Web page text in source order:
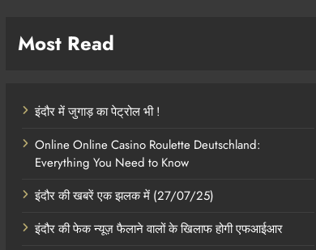
Most Read
इंदौर में जुगाड़ का पेट्रोल भी !
Online Online Casino Roulette Deutschland:
Everything You Need to Know
इंदौर की खबरें एक झलक में (27/07/25)
इंदौर की फेक न्यूज़ फैलाने वालों के खिलाफ होगी एफआईआर